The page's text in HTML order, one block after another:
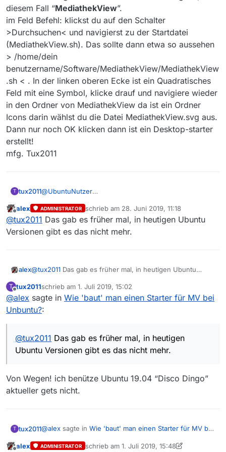
diesem Fall “MediathekView”.
im Feld Befehl: klickst du auf den Schalter
>Durchsuchen< und navigierst zu der Startdatei
(MediathekView.sh). Das sollte dann etwa so aussehen
> /home/dein
benutzername/Software/MediathekView/MediathekView
.sh < . In der linken oberen Ecke ist ein Quadratisches
Feld mit eine Symbol, klicke drauf und navigiere wieder
in den Ordner von MediathekView da ist ein Ordner
Icons darin wählst du die Datei MediathekView.svg aus.
Dann nur noch OK klicken dann ist ein Desktop-starter
erstellt!
mfg. Tux2011
T tux2011@UbuntuNutzer
Das ist nicht so schwer!
Wenn du einen Starter auf dem Desktop erstellen
willst, dann mache einen Rechtsklick auf dem Desktop.
Im Menü wähle die Option Starter anlegen aus. Es
im Feld Name: gib den Namen der Anwendung ein, in
im Feld Befehl: klickst du auf den Schalter
>Durchsuchen< und navigierst zu der Startdatei
(MediathekView.sh). Das sollte dann etwa so aussehen
> /home/dein
w.sh < . In der linken oberen Ecke ist ein
Quadratisches Feld mit eine Symbol, klicke drauf und
navigiere wieder in den Ordner von MediathekView da
Dann nur noch OK klicken dann ist ein Desktop-starter
erstellt!
Offline
alex ADMINISTRATOR schrieb am 28. Juni 2019, 11:18
zuletzt editiert von
@tux2011 Das gab es früher mal, in heutigen Ubuntu
Versionen gibt es das nicht mehr.
alex@tux2011 Das gab es früher mal, in heutigen Ubuntu
T
Offline
tux2011schrieb am 1. Juli 2019, 15:02
zuletzt editiert von
@alex sagte in Wie 'baut' man einen Starter für MV bei
Unbuntu?:
@tux2011 Das gab es früher mal, in heutigen
Ubuntu Versionen gibt es das nicht mehr.
Von Wegen! ich benütze Ubuntu 19.04 “Disco Dingo”
aktueller gets nicht.
T tux2011@alex sagte in Wie 'baut' man einen Starter für MV bei
alex ADMINISTRATOR schrieb am 1. Juli 2019, 15:48
zuletzt editiert von alex 7. Jan. 2019, 17:48